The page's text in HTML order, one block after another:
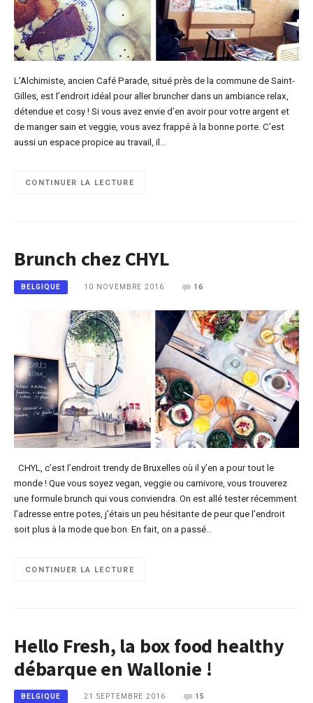
L’Alchimiste, ancien Café Parade, situé près de la commune de Saint-
Gilles, est l’endroit idéal pour aller bruncher dans un ambiance relax,
détendue et cosy ! Si vous avez envie d’en avoir pour votre argent et
de manger sain et veggie, vous avez frappé à la bonne porte. C’est
aussi un espace propice au travail, il…
CONTINUER LA LECTURE
Brunch chez CHYL
BELGIQUE 10 NOVEMBRE 2016 16
CHYL, c’est l’endroit trendy de Bruxelles où il y’en a pour tout le
monde ! Que vous soyez vegan, veggie ou carnivore, vous trouverez
une formule brunch qui vous conviendra. On est allé tester récemment
l’adresse entre potes, j’étais un peu hésitante de peur que l’endroit
soit plus à la mode que bon. En fait, on a passé…
CONTINUER LA LECTURE
Hello Fresh, la box food healthy
débarque en Wallonie !
BELGIQUE 21 SEPTEMBRE 2016 15